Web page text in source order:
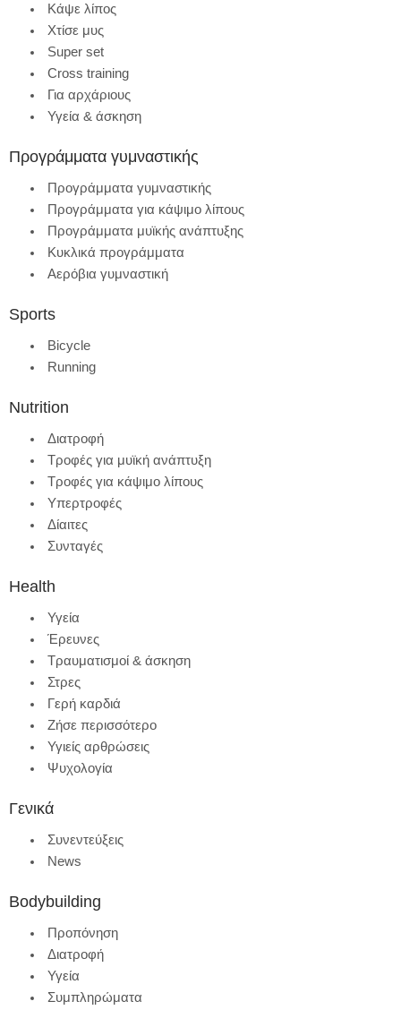
Κάψε λίπος
Χτίσε μυς
Super set
Cross training
Για αρχάριους
Υγεία & άσκηση
Προγράμματα γυμναστικής
Προγράμματα γυμναστικής
Προγράμματα για κάψιμο λίπους
Προγράμματα μυϊκής ανάπτυξης
Κυκλικά προγράμματα
Αερόβια γυμναστική
Sports
Bicycle
Running
Nutrition
Διατροφή
Τροφές για μυϊκή ανάπτυξη
Τροφές για κάψιμο λίπους
Υπερτροφές
Δίαιτες
Συνταγές
Health
Υγεία
Έρευνες
Τραυματισμοί & άσκηση
Στρες
Γερή καρδιά
Ζήσε περισσότερο
Υγιείς αρθρώσεις
Ψυχολογία
Γενικά
Συνεντεύξεις
News
Bodybuilding
Προπόνηση
Διατροφή
Υγεία
Συμπληρώματα